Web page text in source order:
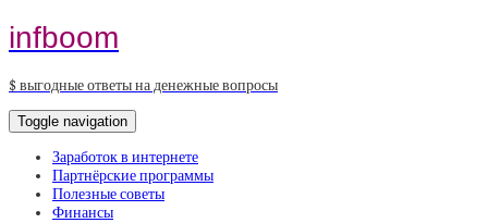
infboom
$ выгодные ответы на денежные вопросы
Toggle navigation
Заработок в интернете
Партнёрские программы
Полезные советы
Финансы